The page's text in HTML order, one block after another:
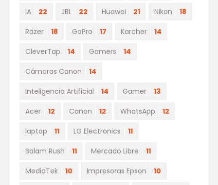
IA 22 JBL 22 Huawei 21 Nikon 18
Razer 18 GoPro 17 Karcher 14
CleverTap 14 Gamers 14
Cámaras Canon 14
Inteligencia Artificial 14 Gamer 13
Acer 12 Canon 12 WhatsApp 12
laptop 11 LG Electronics 11
Balam Rush 11 Mercado Libre 11
MediaTek 10 Impresoras Epson 10